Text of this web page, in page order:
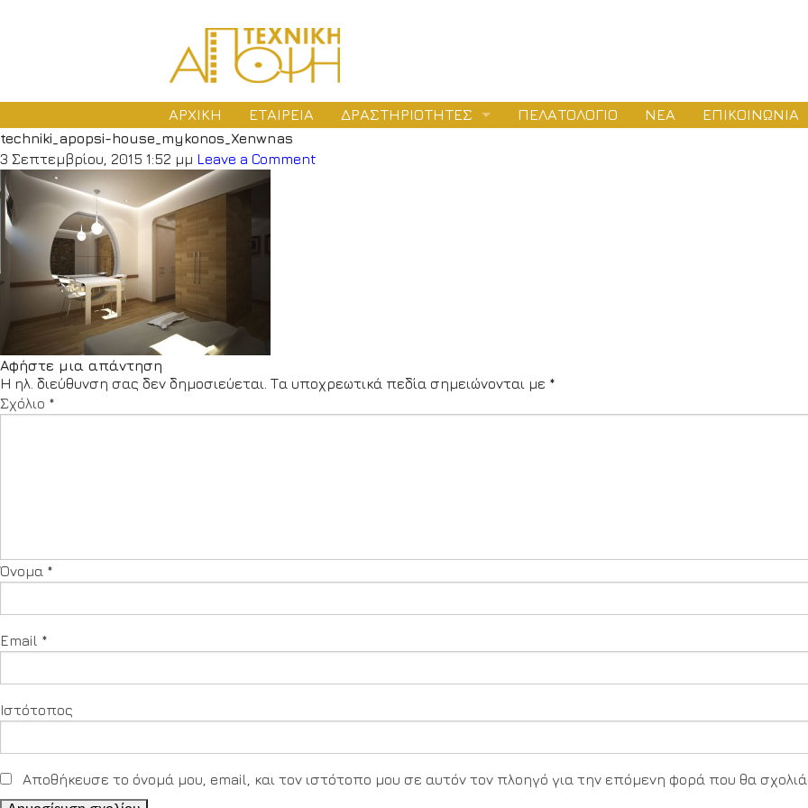
ΑΡΧΙΚΗ ΕΤΑΙΡΕΙΑ
ΔΡΑΣΤΗΡΙΟΤΗΤΕΣ
ΠΕΛΑΤΟΛΟΓΙΟ ΝΕΑ ΕΠΙΚΟΙΝΩΝΙΑ
techniki_apopsi-house_mykonos_Xenwnas
3 Σεπτεμβρίου, 2015 1:52 μμ Leave a Comment
Αφήστε μια απάντηση
Η ηλ. διεύθυνση σας δεν δημοσιεύεται. Τα υποχρεωτικά πεδία σημειώνονται με *
Σχόλιο *
Όνομα *
Email *
Ιστότοπος
Αποθήκευσε το όνομά μου, email, και τον ιστότοπο μου σε αυτόν τον πλοηγό για την επόμενη φορά που θα